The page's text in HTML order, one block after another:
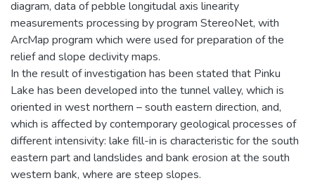
diagram, data of pebble longitudal axis linearity
measurements processing by program StereoNet, with
ArcMap program which were used for preparation of the
relief and slope declivity maps.
In the result of investigation has been stated that Pinku
Lake has been developed into the tunnel valley, which is
oriented in west northern – south eastern direction, and,
which is affected by contemporary geological processes of
different intensivity: lake fill-in is characteristic for the south
eastern part and landslides and bank erosion at the south
western bank, where are steep slopes.